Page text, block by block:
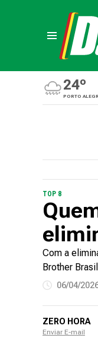
24º
PORTO
TOP 8
Com a
Brother
06/04/
ZERO HORA
Enviar E-mail